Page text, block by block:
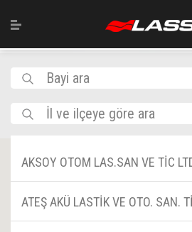
Bayi ara
İl ve ilçeye göre ara
AKSOY OTOM LAS.SAN VE TİC
ATEŞ AKÜ LASTİK VE OTO. SAN.